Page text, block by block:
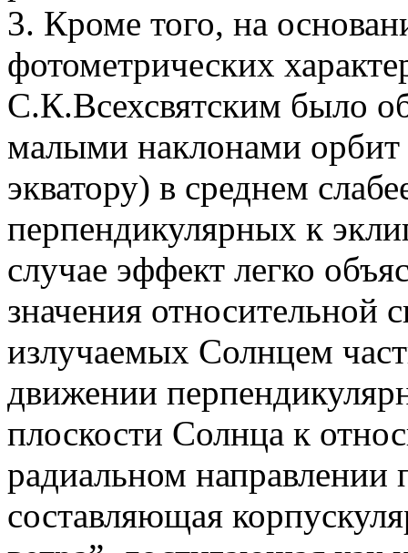
3. Кроме того, на
фотометрических
С.К.Всехсвятским было
малыми наклонами орбит
экватору) в среднем
перпендикулярных к
случае эффект легко
значения относительной
излучаемых Солнцем
движении
плоскости Солнца к
радиальном направлении
составляющая